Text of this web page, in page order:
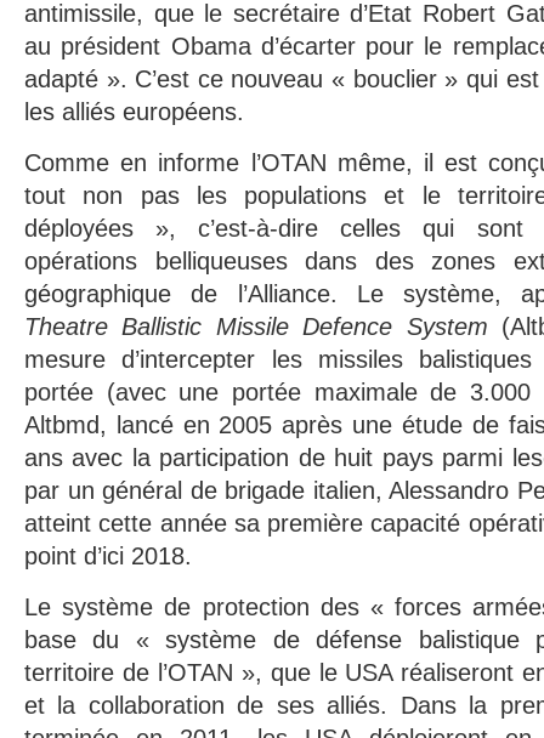
antimissile, que le secrétaire d’Etat Robert
au président Obama d’écarter pour le
adapté ». C’est ce nouveau « bouclier » qui
les alliés européens.
Comme en informe l’OTAN même, il est
tout non pas les populations et le
déployées », c’est-à-dire celles qui sont
opérations belliqueuses dans des zones
géographique de l’Alliance. Le système,
Theatre Ballistic Missile Defence System
mesure d’intercepter les missiles
portée (avec une portée maximale de 3.000
Altbmd, lancé en 2005 après une étude de
ans avec la participation de huit pays parmi
par un général de brigade italien, Alessandro
atteint cette année sa première capacité
point d’ici 2018.
Le système de protection des « forces
base du « système de défense balistique
territoire de l’OTAN », que le USA réaliseront
et la collaboration de ses alliés. Dans la